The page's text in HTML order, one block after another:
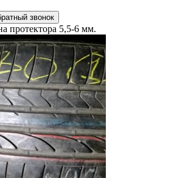
звонок
протектора 5,5-6 мм.